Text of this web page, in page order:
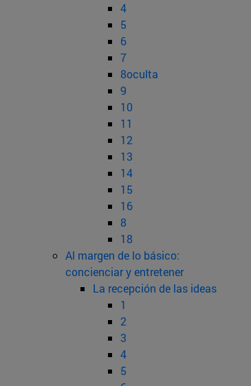
4
5
6
7
8oculta
9
10
11
12
13
14
15
16
8
18
Al margen de lo básico:
concienciar y entretener
La recepción de las ideas
1
2
3
4
5